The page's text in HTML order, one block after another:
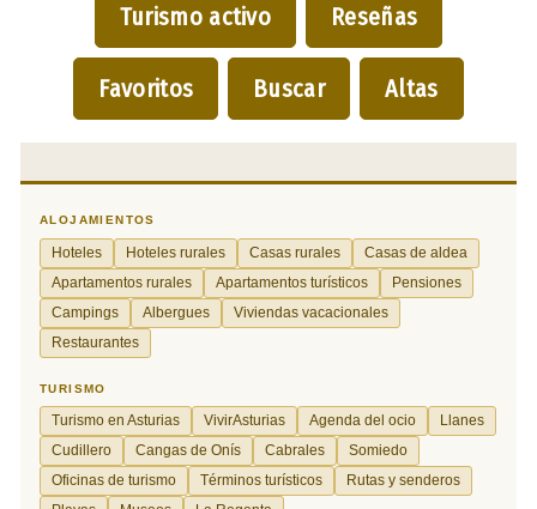
Turismo activo Reseñas
Favoritos Buscar Altas